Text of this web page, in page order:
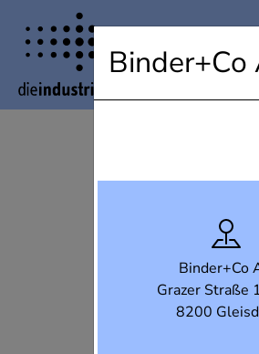
Binder+Co
Binder+Co
Grazer Straße
8200